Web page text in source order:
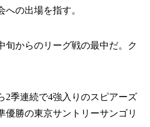
への出場を指す。
からのリーグ戦の最中だ。ク
季連続で4強入りのスピアーズ
優勝の東京サントリーサンゴリ